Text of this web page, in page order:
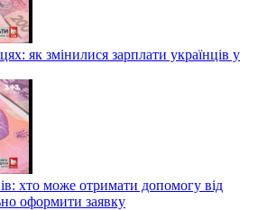
як змінилися зарплати українців у
хто може отримати допомогу від
оформити заявку